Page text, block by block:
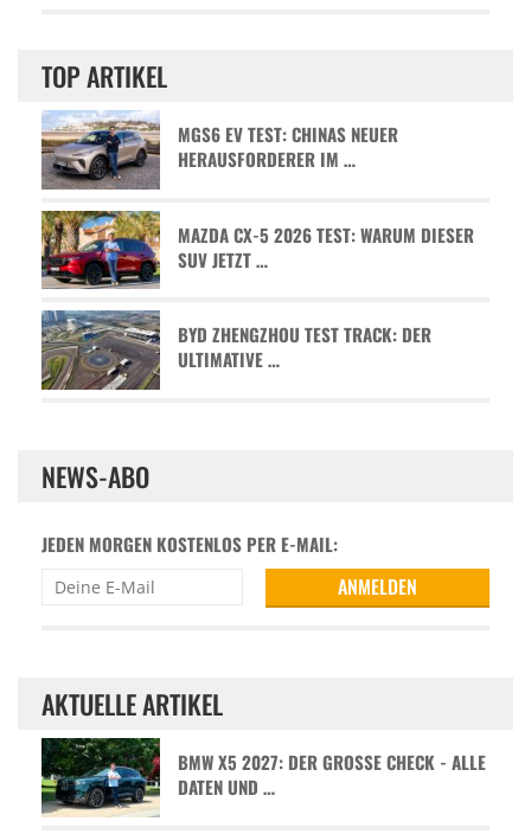
TOP ARTIKEL
MGS6 EV TEST: CHINAS NEUER
HERAUSFORDERER IM …
MAZDA CX-5 2026 TEST: WARUM DIESER
SUV JETZT …
BYD ZHENGZHOU TEST TRACK: DER
ULTIMATIVE …
NEWS-ABO
JEDEN MORGEN KOSTENLOS PER E-MAIL:
AKTUELLE ARTIKEL
BMW X5 2027: DER GROSSE CHECK - ALLE D
ATEN UND …